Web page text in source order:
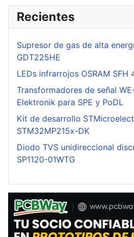
Recientes
Supresor de gas de alta
GDT225HE
LEDs infrarrojos OSRAM SFH
Transformadores de señal
Elektronik para SPE y PoDL
Kit de desarrollo
STM32MP215x-DK
Diodo TVS unidireccional
SP1120-01WTG